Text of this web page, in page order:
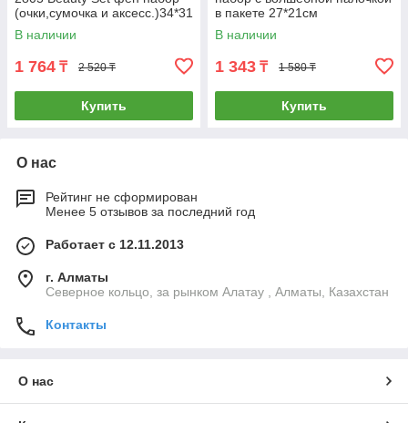
(очки,сумочка и аксесс.)34*31
В наличии
1 764 ₸ 2 520 ₸
Купить
в пакете 27*21см
В наличии
1 343 ₸ 1 580 ₸
Купить
О нас
Рейтинг не сформирован
Менее 5 отзывов за последний год
Работает с 12.11.2013
г. Алматы
Северное кольцо, за рынком Алатау , Алматы, Казахстан
Контакты
О нас